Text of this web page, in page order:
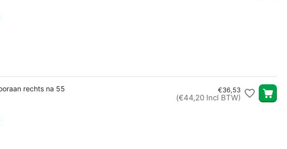
rechts na 55 €36,53
(€44,20 Incl BTW)